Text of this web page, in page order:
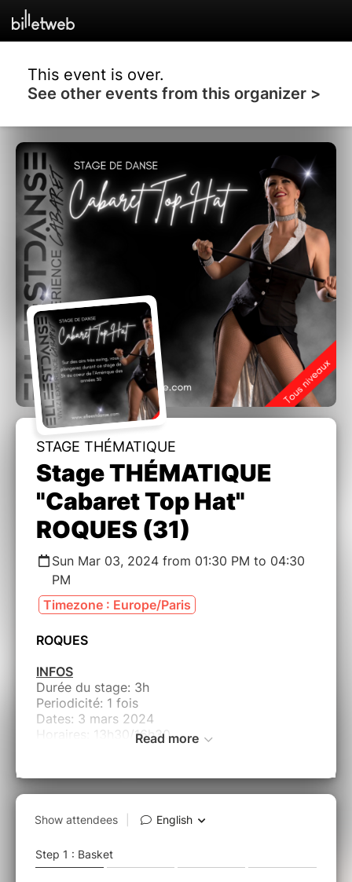
This event is over.
See other events from this organizer >
STAGE THÉMATIQUE
Stage THÉMATIQUE
"Cabaret Top Hat"
ROQUES (31)
Sun Mar 03, 2024 from 01:30 PM to 04:30
PM
Timezone : Europe/Paris
ROQUES
INFOS
Durée du stage: 3h
Periodicité: 1 fois
Dates: 3 mars 2024
Horaires: 13h30/16h30
Tous niveaux
Nous sommes invitées par l'association KA
DANSE à Roques
C'est un stage très swing/jazzy que nous vous
Read more